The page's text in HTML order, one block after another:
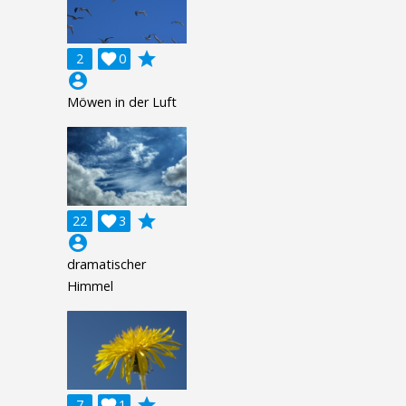
2 0

grade
account_circle
Möwen in der Luft
22 3

grade
account_circle
dramatischer
Himmel